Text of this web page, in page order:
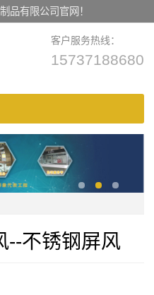
品有限公司官网！
客户服务热线：
15737188680
--不锈钢屏风